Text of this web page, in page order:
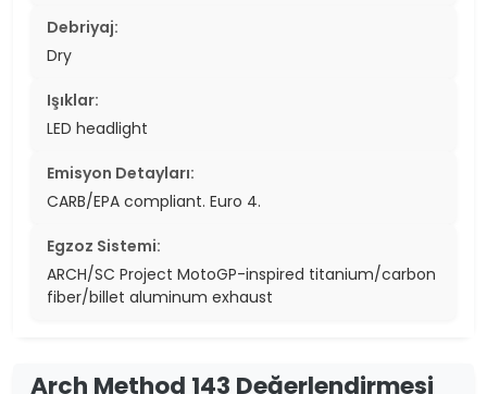
Debriyaj:
Dry
Işıklar:
LED headlight
Emisyon Detayları:
CARB/EPA compliant. Euro 4.
Egzoz Sistemi:
ARCH/SC Project MotoGP-inspired titanium/carbon
fiber/billet aluminum exhaust
Arch Method 143 Değerlendirmesi